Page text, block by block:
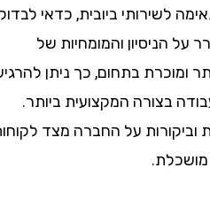
ביובית, כדאי לבדוק
והמומחיות של
בתחום, כך ניתן להרגיש
המקצועית ביותר.
על החברה מצד לקוחות